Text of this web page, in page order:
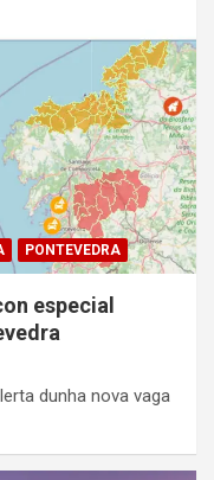
PONTEVEDRA
especial
dunha nova vaga